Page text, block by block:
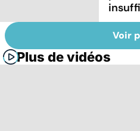
Voir
Plus de vidéos